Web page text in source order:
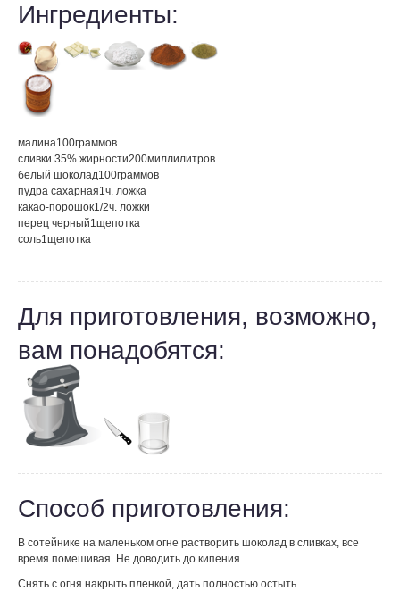
Ингредиенты:
малина100граммов
сливки 35% жирности200миллилитров
белый шоколад100граммов
пудра сахарная1ч. ложка
какао-порошок1/2ч. ложки
перец черный1щепотка
соль1щепотка
Для приготовления, возможно,
вам понадобятся:
Способ приготовления:
В сотейнике на маленьком огне растворить шоколад в сливках, все
время помешивая. Не доводить до кипения.
Снять с огня накрыть пленкой, дать полностью остыть.